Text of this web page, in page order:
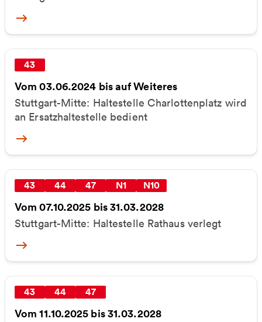
More
43
Vom 03.06.2024 bis auf Weiteres
Stuttgart-Mitte: Haltestelle Charlottenplatz wird
an Ersatzhaltestelle bedient
More
43 44 47 N1 N10
Vom 07.10.2025 bis 31.03.2028
Stuttgart-Mitte: Haltestelle Rathaus verlegt
More
43 44 47
Vom 11.10.2025 bis 31.03.2028